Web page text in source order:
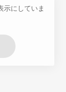
示にしていま